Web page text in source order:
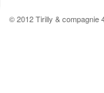
© 2012 Tirilly & compagnie